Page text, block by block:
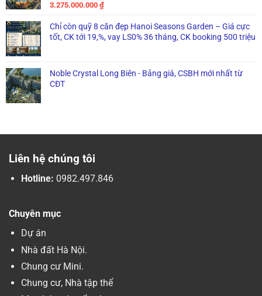
3.275.000.000 ₫
Chỉ còn quỹ 8 căn đẹp Hanoi Seasons Garden – Giá cực
tốt, CK tới 19,%, vay LS0% 36 tháng, CK booking 500 triệu
Noble Crystal Long Biên - Bảng giá, CSBH mới nhất từ
CĐT
Liên hệ chúng tôi
Hotline: 0982.497.846
Chuyên mục
Dự án
Nhà đất Hà Nội.
Chung cư Mini.
Chung cư, Nhà tập thể